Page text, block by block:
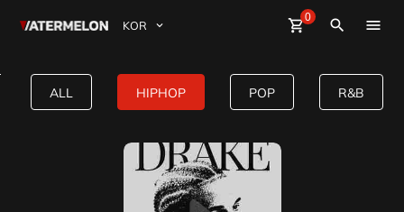
shopping_cart0 close
Watermelon Sign Up
BuyBeats
SellBeats
search
*1+1EVENT*| Pool | Drake
ALL HIPHOP POP R&B